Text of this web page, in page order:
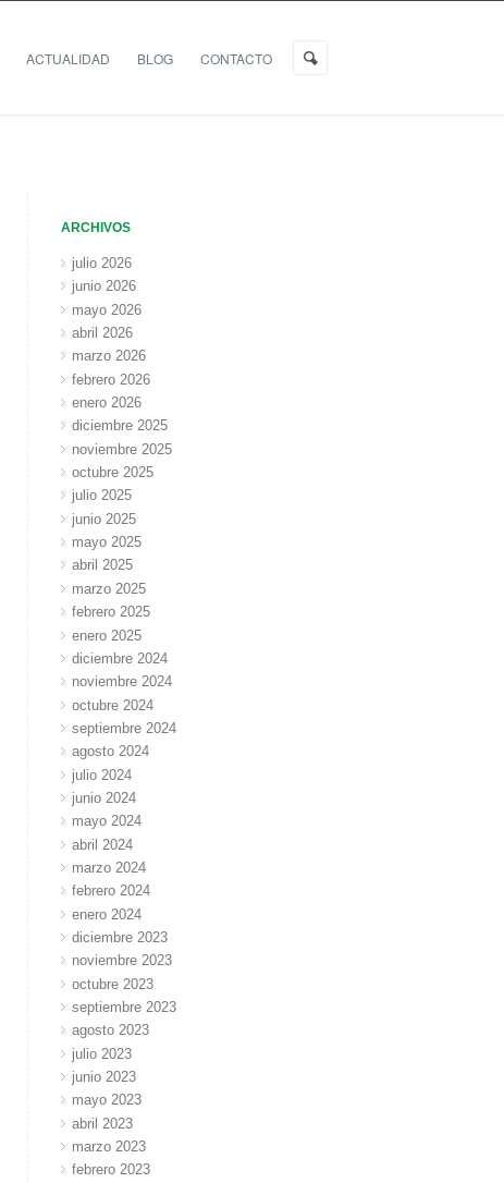
ACTUALIDAD BLOG CONTACTO
ARCHIVOS
julio 2026
junio 2026
mayo 2026
abril 2026
marzo 2026
febrero 2026
enero 2026
diciembre 2025
noviembre 2025
octubre 2025
julio 2025
junio 2025
mayo 2025
abril 2025
marzo 2025
febrero 2025
enero 2025
diciembre 2024
noviembre 2024
octubre 2024
septiembre 2024
agosto 2024
julio 2024
junio 2024
mayo 2024
abril 2024
marzo 2024
febrero 2024
enero 2024
diciembre 2023
noviembre 2023
octubre 2023
septiembre 2023
agosto 2023
julio 2023
junio 2023
mayo 2023
abril 2023
marzo 2023
febrero 2023